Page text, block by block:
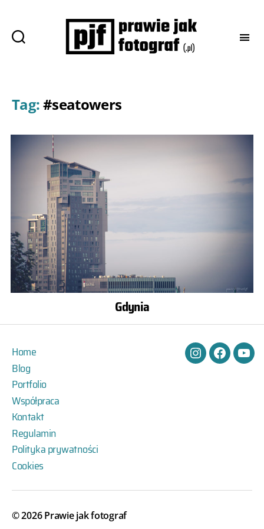
Tag:#seatowers
Gdynia
Home
Blog
Portfolio
Współpraca
Kontakt
Regulamin
Polityka prywatności
Cookies
Instagram
Facebook
© 2026Prawie jak fotograf